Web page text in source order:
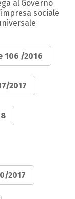
al Governo
sociale
106 /2016
2017
2017